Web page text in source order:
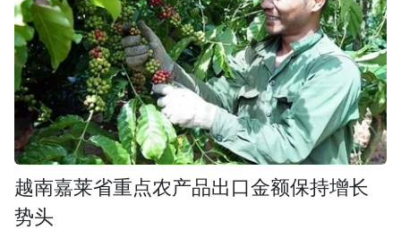
越南嘉莱省重点农产品出口金额保持增长
势头